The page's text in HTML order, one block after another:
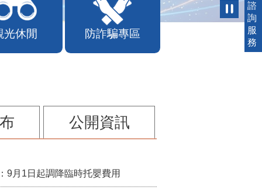
光休閒 防詐騙專區
公開資訊
9月1日起調降臨時托嬰費用
諮
詢
服
務